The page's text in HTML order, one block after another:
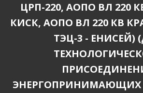
ЦРП-220, АОПО ВЛ 220
КИСК, АОПО ВЛ 220 КВ
ТЭЦ-3 - ЕНИСЕЙ)
ЭНЕРГОПРИНИМАЮЩИХ